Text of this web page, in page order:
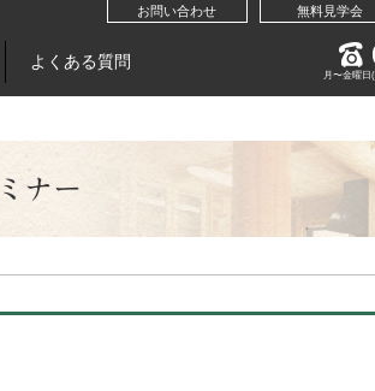
お問い合わせ 無料見学会
月〜金曜日
よくある質問
ナー